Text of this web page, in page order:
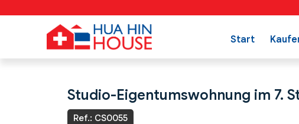
Start
Studio-Eigentumswohnung im 7.
Ref.: CS0055